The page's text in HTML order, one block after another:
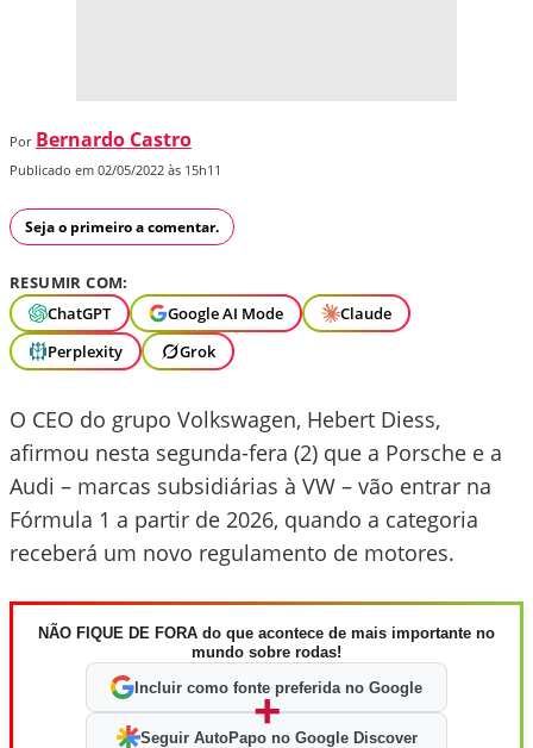
Por Bernardo Castro
Publicado em 02/05/2022 às 15h11
Seja o primeiro a comentar.
RESUMIR COM:
ChatGPT
Google AI Mode
Claude
Perplexity
Grok
O CEO do grupo Volkswagen, Hebert Diess,
afirmou nesta segunda-fera (2) que a Porsche e a
Audi – marcas subsidiárias à VW – vão entrar na
Fórmula 1 a partir de 2026, quando a categoria
receberá um novo regulamento de motores.
NÃO FIQUE DE FORA do que acontece de mais importante no
mundo sobre rodas!
Incluir como fonte preferida no Google
+
Seguir AutoPapo no Google Discover